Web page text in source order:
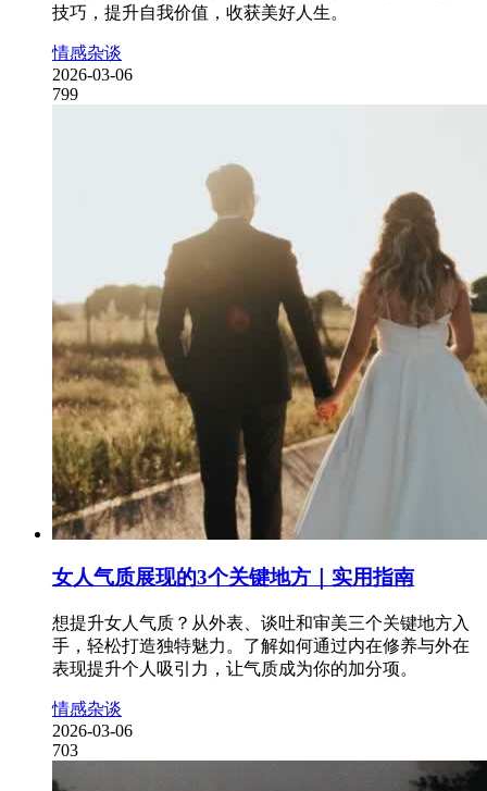
技巧，提升自我价值，收获美好人生。
情感杂谈
2026-03-06
799
女人气质展现的3个关键地方｜实用指南
想提升女人气质？从外表、谈吐和审美三个关键地方入
手，轻松打造独特魅力。了解如何通过内在修养与外在
表现提升个人吸引力，让气质成为你的加分项。
情感杂谈
2026-03-06
703